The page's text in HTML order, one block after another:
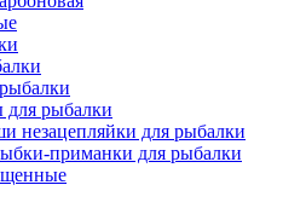
рыбалки
незацепляйки для рыбалки
приманки для рыбалки